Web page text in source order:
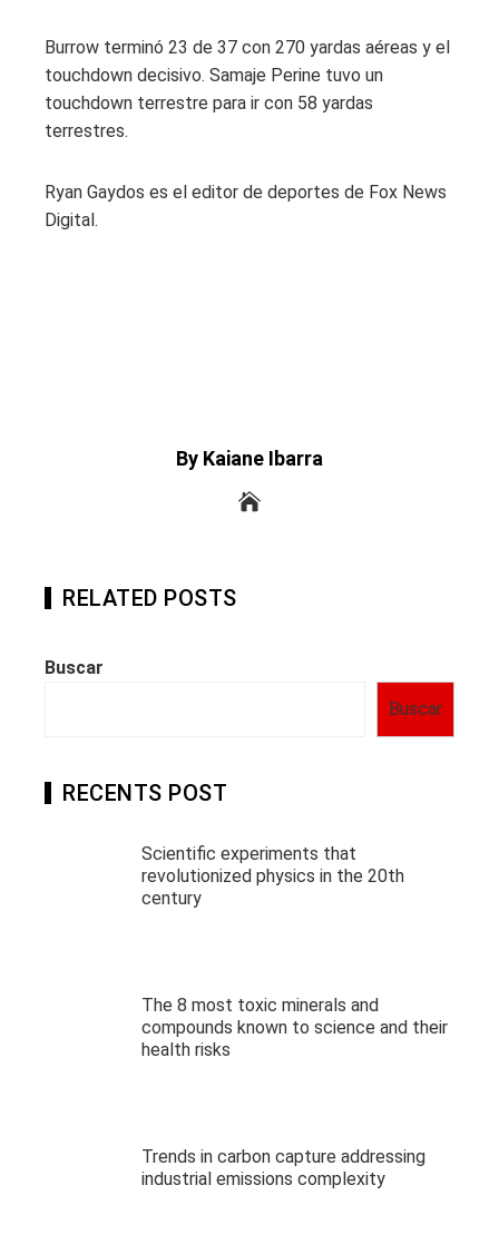
Burrow terminó 23 de 37 con 270 yardas aéreas y el
touchdown decisivo. Samaje Perine tuvo un
touchdown terrestre para ir con 58 yardas
terrestres.
Ryan Gaydos es el editor de deportes de Fox News
Digital.
By Kaiane Ibarra
RELATED POSTS
Buscar
Buscar
RECENTS POST
Scientific experiments that
revolutionized physics in the 20th
century
The 8 most toxic minerals and
compounds known to science and their
health risks
Trends in carbon capture addressing
industrial emissions complexity